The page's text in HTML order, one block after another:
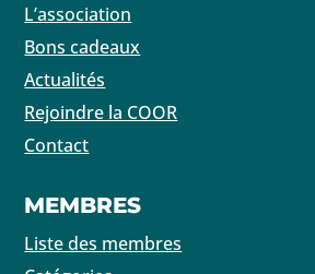
L’association
Bons cadeaux
Actualités
Rejoindre la COOR
Contact
MEMBRES
Liste des membres